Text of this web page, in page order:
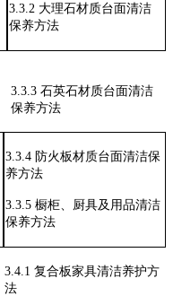
3.3.2 大理石材质台面清洁
保养方法
3.3.3 石英石材质台面清洁
保养方法
3.3.4 防火板材质台面清洁保
养方法
3.3.5橱柜、厨具及用品清洁
保养方法
3.4.1 复合板家具清洁养护方
法